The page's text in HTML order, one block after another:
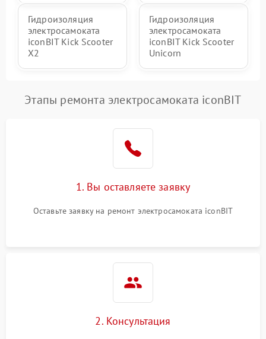
Гидроизоляция
электросамоката
iconBIT Kick Scooter
X2
Гидроизоляция
электросамоката
iconBIT Kick Scooter
Unicorn
Этапы ремонта электросамоката iconBIT
1. Вы оставляете заявку
Оставьте заявку на ремонт электросамоката iconBIT
2. Консультация